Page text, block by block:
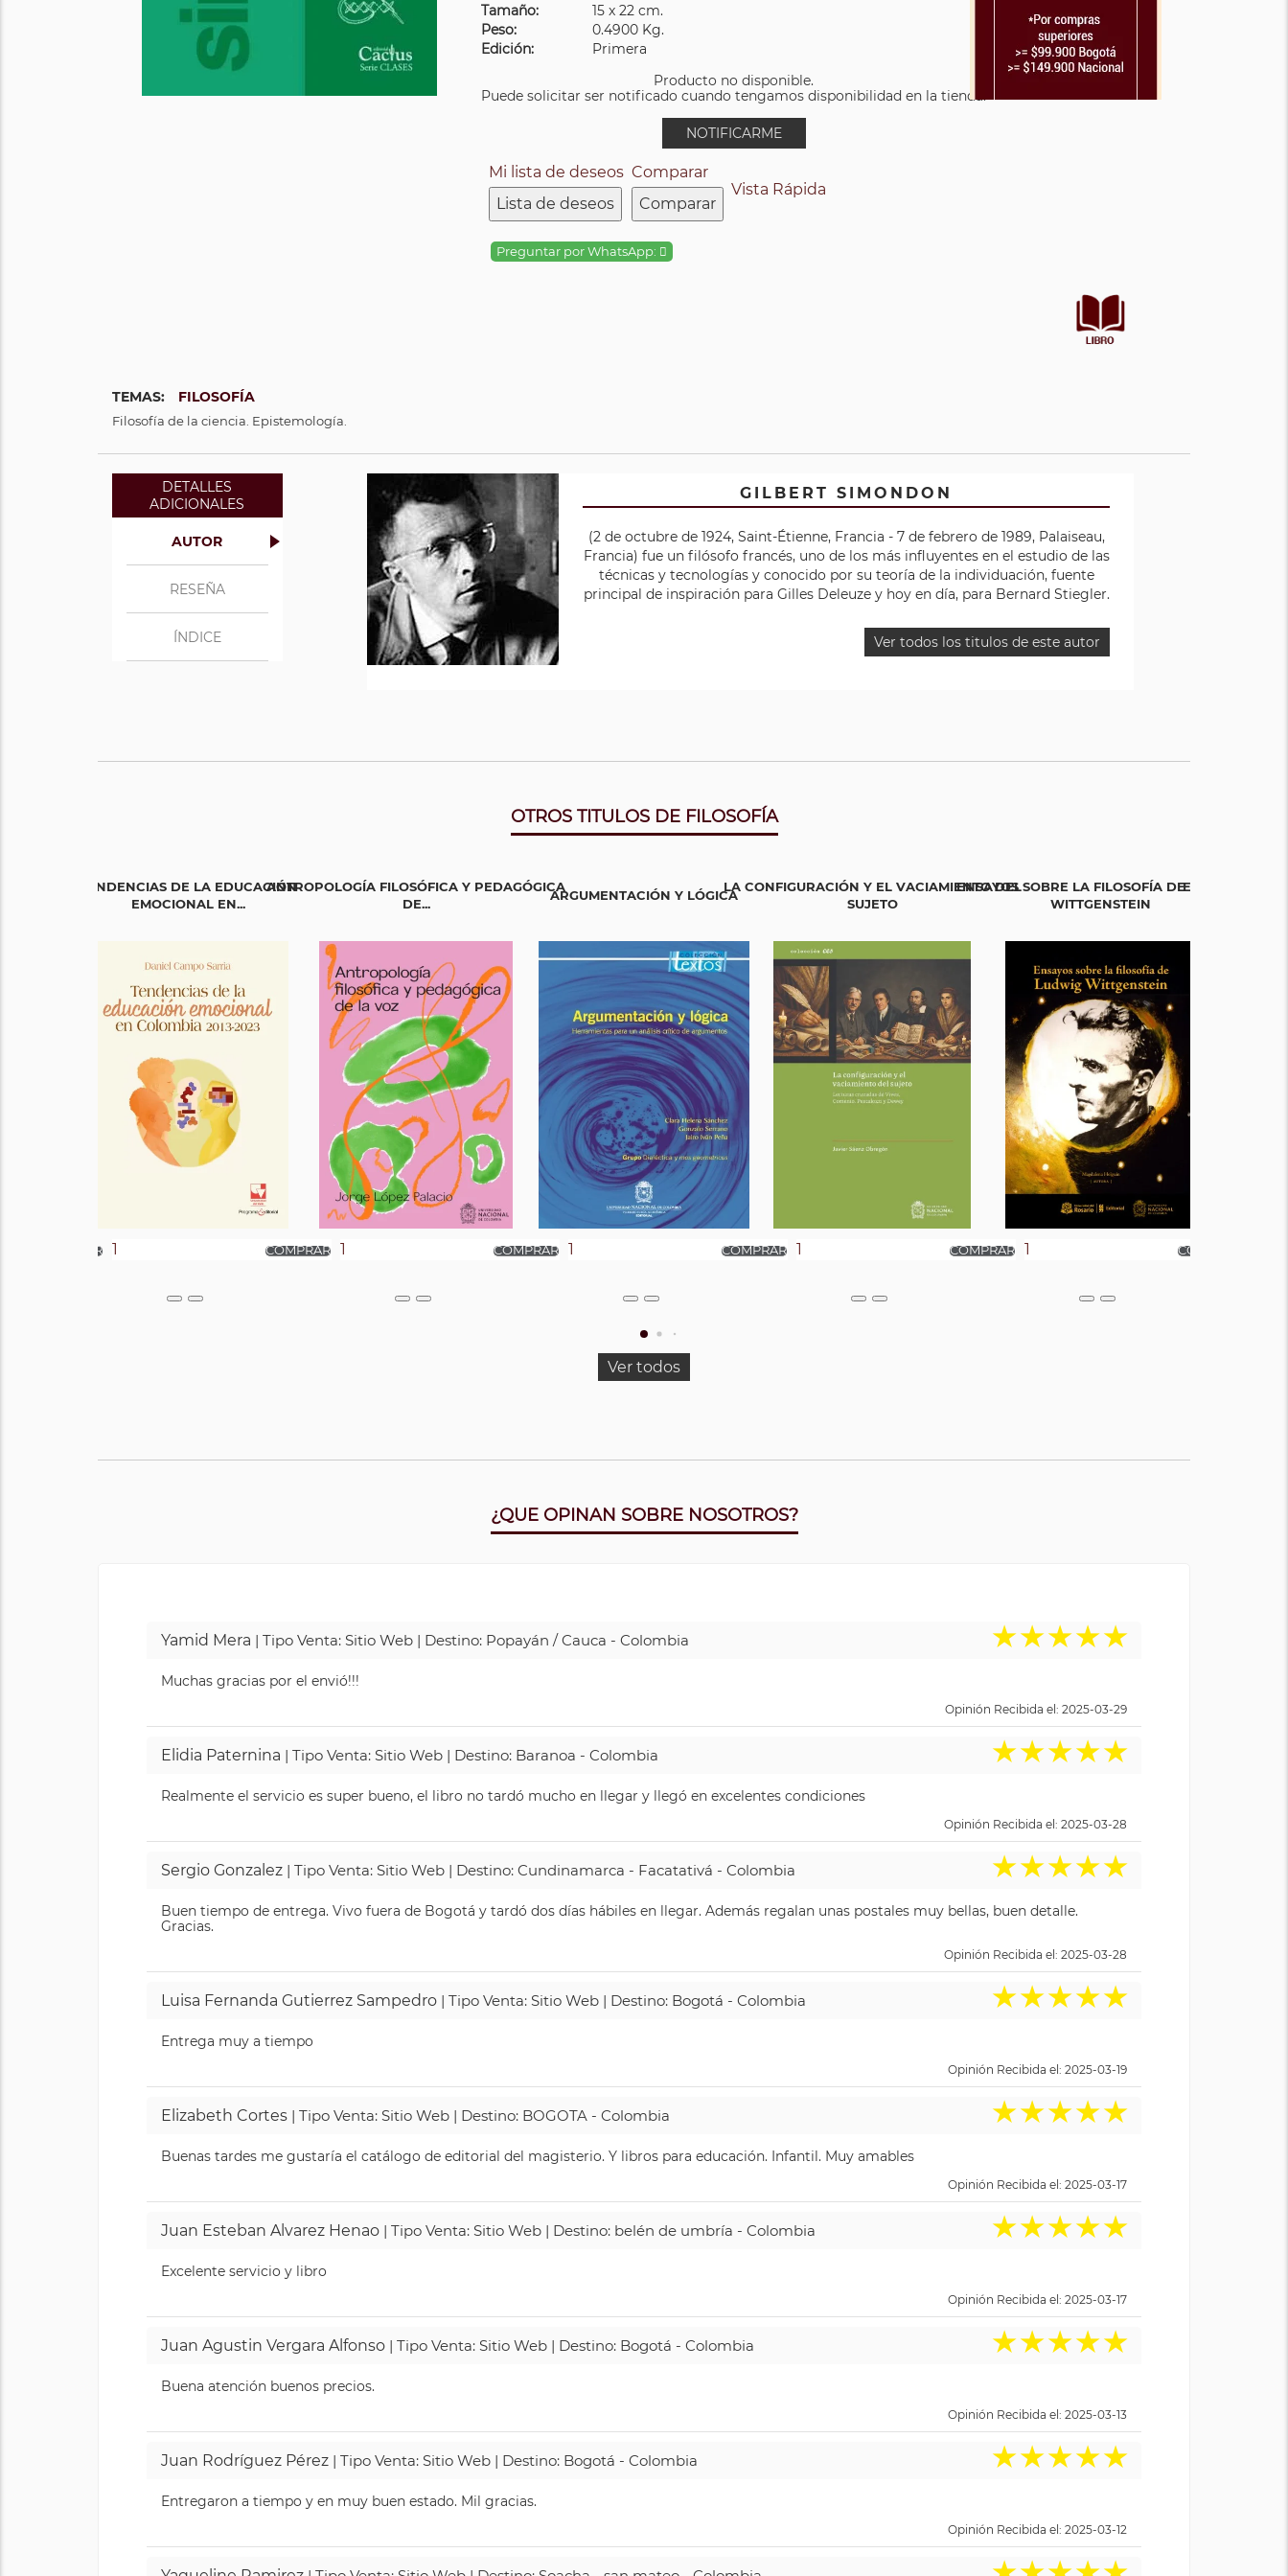
Tamaño:
15 x 22 cm.
Peso:
0.4900 Kg.
Edición:
Primera
Producto no disponible.
Puede solicitar ser notificado cuando tengamos disponibilidad en la tienda.
NOTIFICARME
Mi lista de deseos
Lista de deseos
Comparar
Comparar
Vista Rápida
Preguntar por WhatsApp:
TEMAS: FILOSOFÍA
Filosofía de la ciencia. Epistemología.
DETALLES
ADICIONALES
AUTOR
RESEÑA
ÍNDICE
GILBERT SIMONDON
(2 de octubre de 1924, Saint-Étienne, Francia - 7 de febrero de 1989, Palaiseau,
Francia) fue un filósofo francés, uno de los más influyentes en el estudio de las
técnicas y tecnologías y conocido por su teoría de la individuación, fuente
principal de inspiración para Gilles Deleuze y hoy en día, para Bernard Stiegler.
Ver todos los titulos de este autor
OTROS TITULOS DE FILOSOFÍA
TENDENCIAS DE LA EDUCACIÓN
EMOCIONAL EN...
ANTROPOLOGÍA FILOSÓFICA Y PEDAGÓGICA
DE...
ARGUMENTACIÓN Y LÓGICA
LA CONFIGURACIÓN Y EL VACIAMIENTO DEL
SUJETO
ENSAYOS SOBRE LA FILOSOFÍA DE LUDWIG
WITTGENSTEIN
EL RETORNO
Ver todos
¿QUE OPINAN SOBRE NOSOTROS?
Yamid Mera | Tipo Venta: Sitio Web | Destino: Popayán / Cauca - Colombia ★★★★★
Muchas gracias por el envió!!!
Opinión Recibida el: 2025-03-29
Elidia Paternina | Tipo Venta: Sitio Web | Destino: Baranoa - Colombia ★★★★★
Realmente el servicio es super bueno, el libro no tardó mucho en llegar y llegó en excelentes condiciones
Opinión Recibida el: 2025-03-28
Sergio Gonzalez | Tipo Venta: Sitio Web | Destino: Cundinamarca - Facatativá - Colombia ★★★★★
Buen tiempo de entrega. Vivo fuera de Bogotá y tardó dos días hábiles en llegar. Además regalan unas postales muy bellas, buen detalle.
Gracias.
Opinión Recibida el: 2025-03-28
Luisa Fernanda Gutierrez Sampedro | Tipo Venta: Sitio Web | Destino: Bogotá - Colombia ★★★★★
Entrega muy a tiempo
Opinión Recibida el: 2025-03-19
Elizabeth Cortes | Tipo Venta: Sitio Web | Destino: BOGOTA - Colombia ★★★★★
Buenas tardes me gustaría el catálogo de editorial del magisterio. Y libros para educación. Infantil. Muy amables
Opinión Recibida el: 2025-03-17
Juan Esteban Alvarez Henao | Tipo Venta: Sitio Web | Destino: belén de umbría - Colombia ★★★★★
Excelente servicio y libro
Opinión Recibida el: 2025-03-17
Juan Agustin Vergara Alfonso | Tipo Venta: Sitio Web | Destino: Bogotá - Colombia ★★★★★
Buena atención buenos precios.
Opinión Recibida el: 2025-03-13
Juan Rodríguez Pérez | Tipo Venta: Sitio Web | Destino: Bogotá - Colombia ★★★★★
Entregaron a tiempo y en muy buen estado. Mil gracias.
Opinión Recibida el: 2025-03-12